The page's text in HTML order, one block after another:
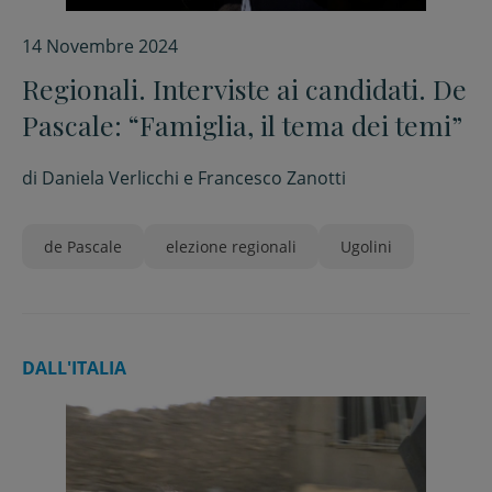
14 Novembre 2024
Regionali. Interviste ai candidati. De
Pascale: “Famiglia, il tema dei temi”
di Daniela Verlicchi e Francesco Zanotti
de Pascale elezione regionali Ugolini
DALL'ITALIA